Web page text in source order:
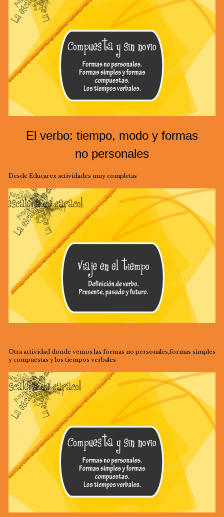
El verbo: tiempo, modo y formas
no personales
Desde Educarex actividades muy completas
Otra actividad donde vemos las formas no personales,formas simples
y compuestas y los tiempos verbales